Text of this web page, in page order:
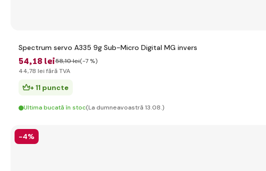
Spectrum servo A335 9g Sub-Micro Digital MG invers
54,18 lei58,10 lei(-7 %)
44,78 lei fără TVA
+ 11 puncte
Ultima bucată în stoc(La dumneavoastră 13.08.)
-4%